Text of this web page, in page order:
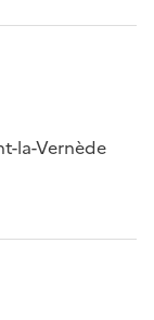
la-Vernède